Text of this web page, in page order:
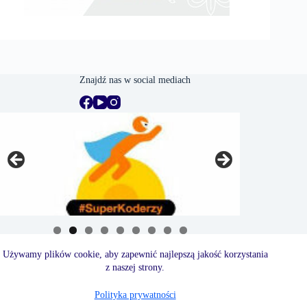
Używamy plików cookie, aby zapewnić najlepszą jakość korzystania
z naszej strony.
Polityka prywatności
Znajdź nas w social mediach